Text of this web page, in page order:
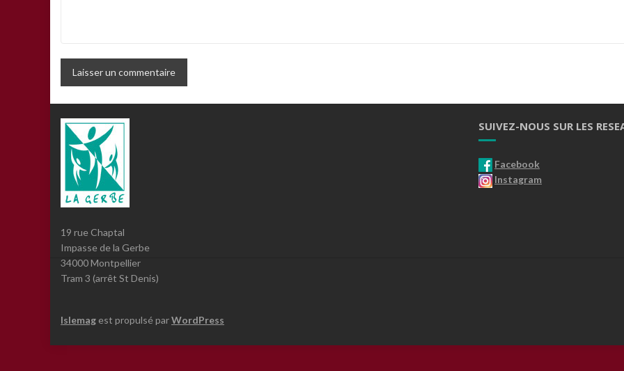
19 rue Chaptal
Impasse de la Gerbe
34000 Montpellier
Tram 3 (arrêt St Denis)
SUIVEZ-NOUS SUR LES
Facebook
Instagram
Islemag est propulsé parWordPress